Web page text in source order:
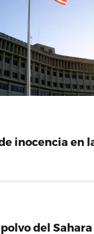
inocencia en
del Sahara